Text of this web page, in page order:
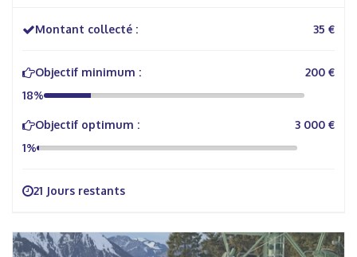
Montant collecté : 35 €
Objectif minimum :
200 €
18%
Objectif optimum :
3 000 €
1%
21 Jours restants